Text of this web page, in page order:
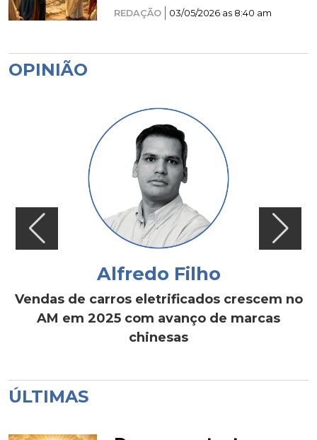
REDAÇÃO 03/05/2026 as 8:40 am
OPINIÃO
Alfredo Filho
Vendas de carros eletrificados crescem no
AM em 2025 com avanço de marcas
chinesas
ÚLTIMAS